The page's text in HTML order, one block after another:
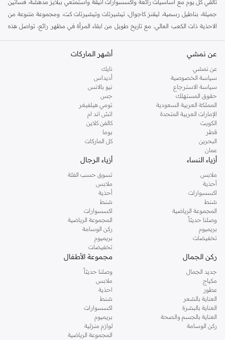
تألقي كل يوم مع اساسيات رائعة واكسسوارات انيقة واستمتعي ببلايز مدهشة، فساتين
جميلة، بناطيل رسمية، ليقنز كاجوال، تيشيرتات وتيشيرتات كت، ومجموعة متنوعة من
الاحذية ذات الكعب العالي. مع تاريخ طويل من ابقاء المرأة في مظهر رائع، تواصل هذه
كنت تقومين بتجديد خزانة ملابسك الملائمة للعمل، البحث عن فستان مثالي للحفلات او
اليه.
تسوقي دوروثي بيركنز اون لاين مسقط
تسوقي دوروثي بيركنز اون لاين من نمشي واستمتعي باكثر من الف ستايل من مجموعة
دوروثي بيركنز الشهيرة. تصفحي المجموعة كاملة في متجر دوروثي بيركنز اون لاين او
استخدمي القائمة لتحديد تجربة تسوق دوروثي بيركنز اون لاين. خدمة التوصيل السريعة
والدعم الاستثنائي يضمن لك تجربة تسوق ممتعة دائما مع نمشي.
عن نمشي
عن نمشي
سياسة الخصوصية
سياسة الاسترجاع
حقوق المستهلك
المملكة العربية السعودية
الإمارات العربية المتحدة
الكويت
قطر
البحرين
عمان
أشهر الماركات
نايك
أديداس
نيو بالانس
جس
تومي هيلفيغر
اتش اند ام
كالفن كلاين
بوما
كل الماركات
أزياء النساء
ملابس
أحذية
اكسسوارات
شنط
المجموعة الرياضية
وصلنا حديثاً
بريميوم
تخفيضات
أزياء الرجال
تسوق حسب الفئة
ملابس
أحذية
شنط
اكسسوارات
المجموعة الرياضية
ركن الوسامة
بريميوم
تخفيضات
ركن الجمال
جديد الجمال
مكياج
عطور
العناية بالشعر
العناية بالبشرة
العناية بالجسم والصحة
ركن الوسامة
مجموعة الأطفال
وصلنا حديثاً
ملابس
احذية
شنط
اكسسوارات
بريميوم
لوازم منزلية
المجموعة الرياضية